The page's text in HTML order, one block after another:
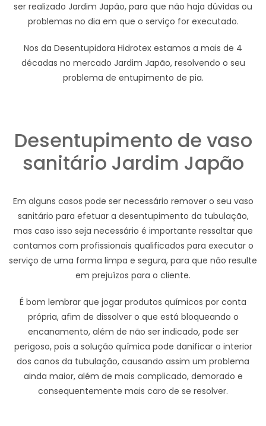
ser realizado Jardim Japão, para que não haja dúvidas ou
problemas no dia em que o serviço for executado.
Nos da Desentupidora Hidrotex estamos a mais de 4
décadas no mercado Jardim Japão, resolvendo o seu
problema de entupimento de pia.
Desentupimento de vaso
sanitário Jardim Japão
Em alguns casos pode ser necessário remover o seu vaso
sanitário para efetuar a desentupimento da tubulação,
mas caso isso seja necessário é importante ressaltar que
contamos com profissionais qualificados para executar o
serviço de uma forma limpa e segura, para que não resulte
em prejuízos para o cliente.
É bom lembrar que jogar produtos químicos por conta
própria, afim de dissolver o que está bloqueando o
encanamento, além de não ser indicado, pode ser
perigoso, pois a solução química pode danificar o interior
dos canos da tubulação, causando assim um problema
ainda maior, além de mais complicado, demorado e
consequentemente mais caro de se resolver.